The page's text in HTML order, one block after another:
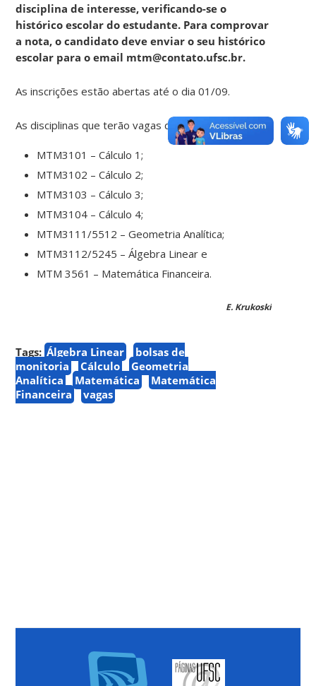
disciplina de interesse, verificando-se o
histórico escolar do estudante. Para comprovar
a nota, o candidato deve enviar o seu histórico
escolar para o email mtm@contato.ufsc.br.
As inscrições estão abertas até o dia 01/09.
As disciplinas que terão vagas de monitoria são:
MTM3101 – Cálculo 1;
MTM3102 – Cálculo 2;
MTM3103 – Cálculo 3;
MTM3104 – Cálculo 4;
MTM3111/5512 – Geometria Analítica;
MTM3112/5245 – Álgebra Linear e
MTM 3561 – Matemática Financeira.
E. Krukoski
Tags: Álgebra Linear
bolsas de
monitoria
Cálculo
Geometria
Analítica
Matemática
Matemática
Financeira
vagas